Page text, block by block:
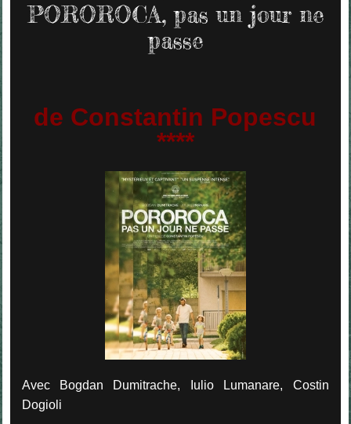
POROROCA, pas un jour ne
passe
de Constantin Popescu
****
Avec Bogdan Dumitrache, Iulio Lumanare, Costin
Dogioli